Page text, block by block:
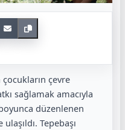
çocukların çevre
sağlamak amacıyla
düzenlenen
Tepebaşı